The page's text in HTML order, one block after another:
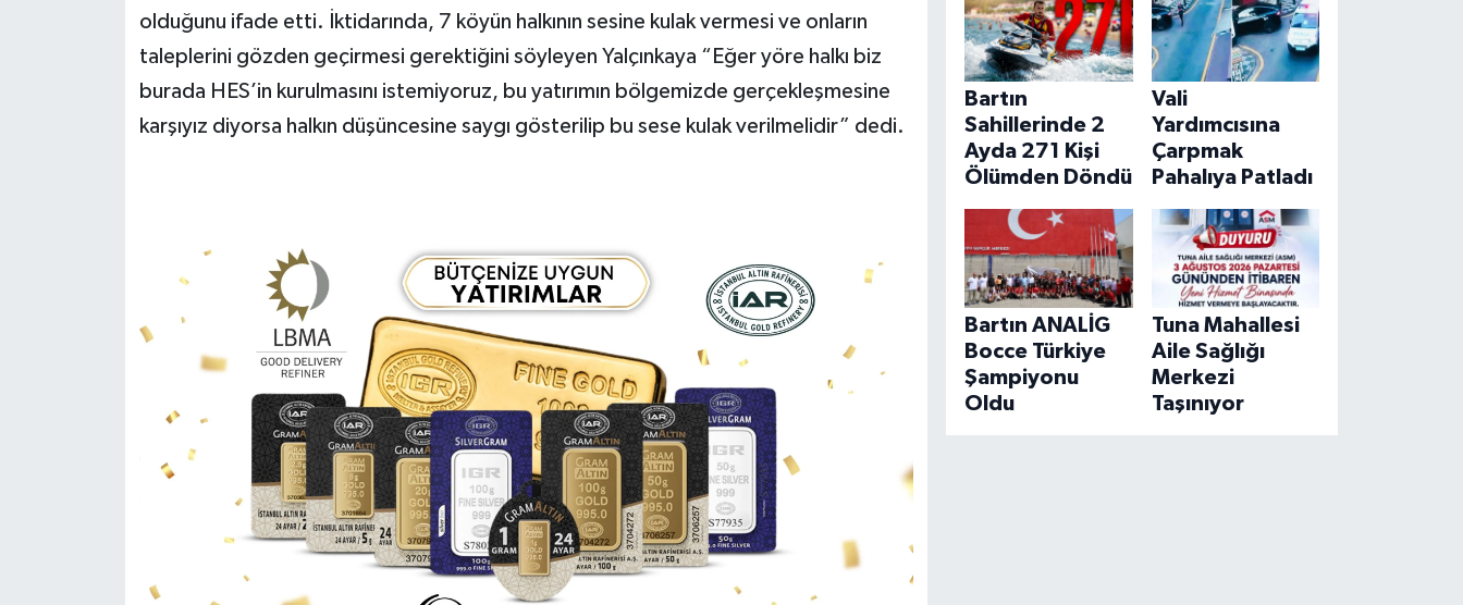
olduğunu ifade etti. İktidarında, 7 köyün halkının sesine kulak vermesi ve onların
taleplerini gözden geçirmesi gerektiğini söyleyen Yalçınkaya “Eğer yöre halkı biz
burada HES’in kurulmasını istemiyoruz, bu yatırımın bölgemizde gerçekleşmesine
karşıyız diyorsa halkın düşüncesine saygı gösterilip bu sese kulak verilmelidir” dedi.
Bartın
Sahillerinde 2
Ayda 271 Kişi
Ölümden Döndü
Vali
Yardımcısına
Çarpmak
Pahalıya Patladı
Bartın ANALİG
Bocce Türkiye
Şampiyonu
Oldu
Tuna Mahallesi
Aile Sağlığı
Merkezi
Taşınıyor